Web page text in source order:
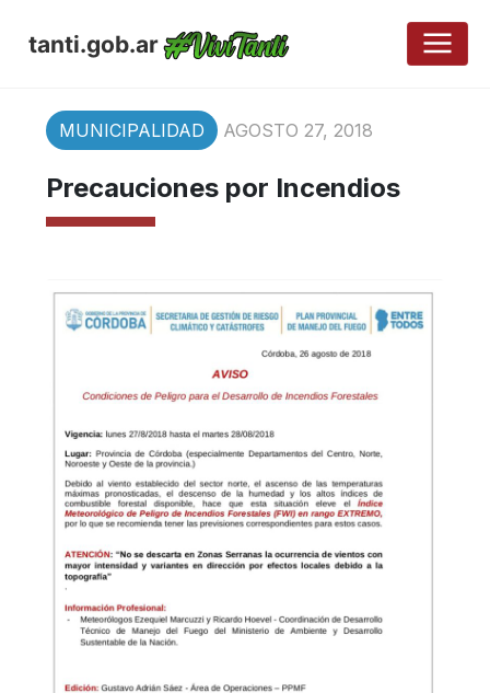
tanti.gob.ar
MUNICIPALIDAD AGOSTO 27, 2018
Precauciones por Incendios